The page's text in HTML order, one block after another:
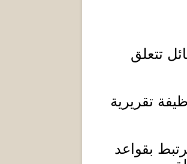
تتعلق
تقريرية
بقواعد